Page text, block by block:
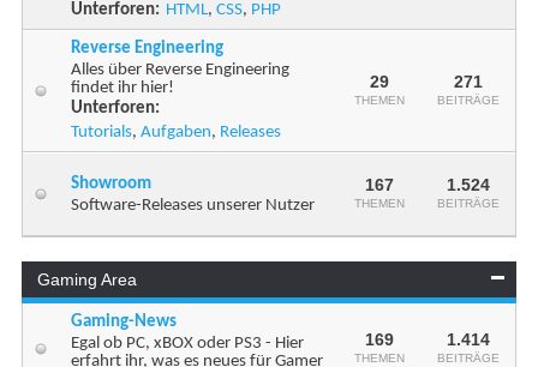
Unterforen: HTML, CSS, PHP
Reverse Engineering
Alles über Reverse Engineering
findet ihr hier!
Unterforen:
Tutorials, Aufgaben, Releases
29
THEMEN
271
BEITRÄGE
Showroom
Software-Releases unserer Nutzer
167
THEMEN
1.524
BEITRÄGE
Gaming Area
Gaming-News
Egal ob PC, xBOX oder PS3 - Hier
erfahrt ihr, was es neues für Gamer
169
THEMEN
1.414
BEITRÄGE